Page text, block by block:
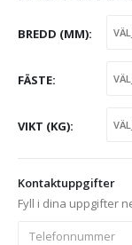
BREDD (MM)
FÄSTE
VIKT (KG)
Kontaktuppgifter
Fyll i dina uppgifter